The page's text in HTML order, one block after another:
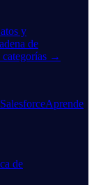
y
de
categorías →
Aprende
de